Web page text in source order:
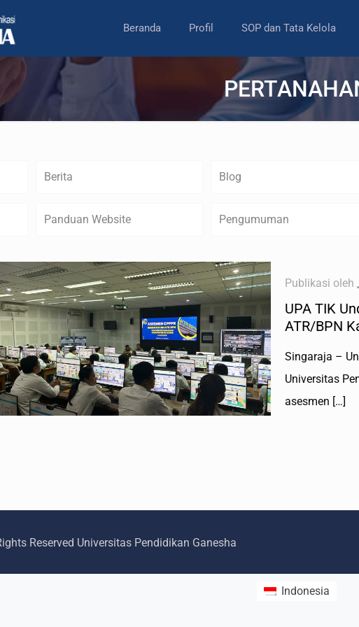
Beranda Profil SOP dan Tata Kelola
Berita Blog
Panduan Website Pengumuman
Publikasi oleh
UPA TIK
ATR/BPN
Singaraja –
Universitas
asesmen […]
Reserved Universitas Pendidikan Ganesha
Indonesia